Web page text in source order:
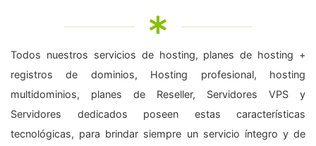
Todos nuestros servicios de hosting, planes de hosting +
registros de dominios, Hosting profesional, hosting
multidominios, planes de Reseller, Servidores VPS y
Servidores dedicados poseen estas características
tecnológicas, para brindar siempre un servicio íntegro y de